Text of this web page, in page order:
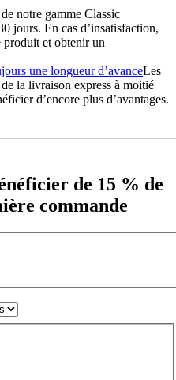
notre gamme Classic
jours. En cas d’insatisfaction,
produit et obtenir un
une longueur d’avanceLes
la livraison express à moitié
d’encore plus d’avantages.
de 15 % de
commande